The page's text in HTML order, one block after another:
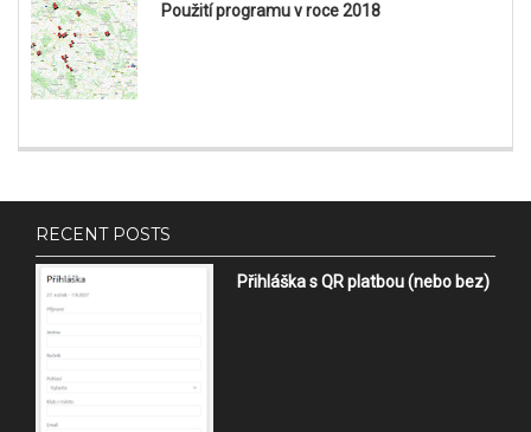
Použití programu v roce 2018
RECENT POSTS
Přihláška s QR platbou (nebo bez)